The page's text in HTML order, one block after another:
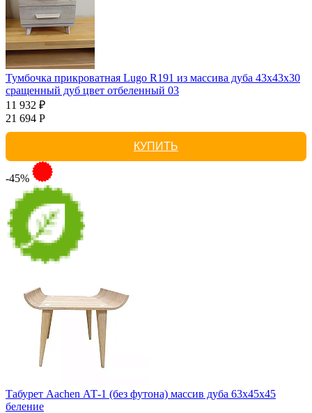
Тумбочка прикроватная Lugo R191 из массива дуба 43х43х30
сращенный дуб цвет отбеленный 03
11 932 ₽
21 694 Р
КУПИТЬ
-45%
Табурет Aachen АТ-1 (без футона) массив дуба 63х45х45
беление